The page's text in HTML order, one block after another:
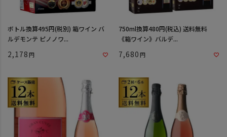
ボトル換算495円(税別) 箱ワイン バ
ルデモンテ ピノノワ...
2,178
750ml換算480円(税込) 送料無料
《箱ワイン》バルデ...
7,680